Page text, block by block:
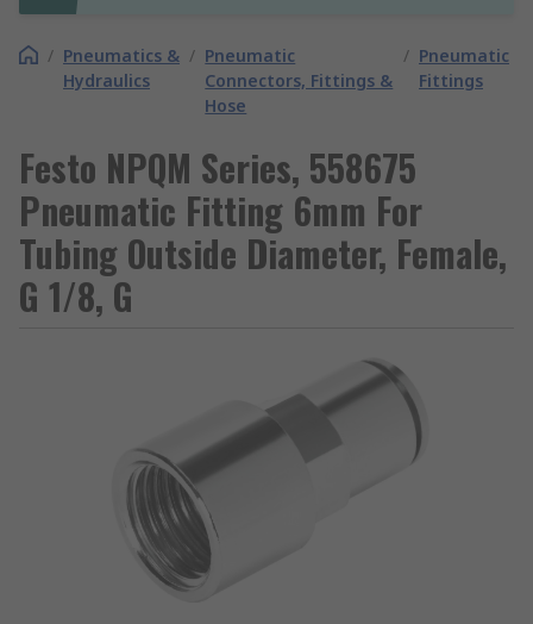
/ Pneumatics &
Hydraulics
/ Pneumatic
Connectors, Fittings &
Hose
/ Pneumatic
Fittings
Festo NPQM Series, 558675
Pneumatic Fitting 6mm For
Tubing Outside Diameter, Female,
G 1/8, G